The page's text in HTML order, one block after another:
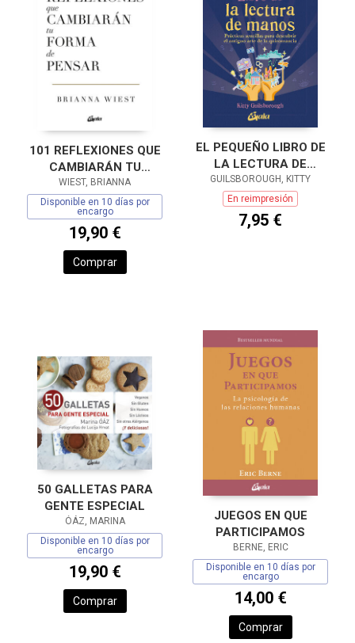
101 REFLEXIONES QUE
CAMBIARÁN TU
FORMA DE PENSAR
WIEST, BRIANNA
Disponible en 10 días por
encargo
19,90 €
Comprar
EL PEQUEÑO LIBRO DE
LA LECTURA DE
MANOS
GUILSBOROUGH, KITTY
En reimpresión
7,95 €
50 GALLETAS PARA
GENTE ESPECIAL
ÓÁZ, MARINA
Disponible en 10 días por
encargo
19,90 €
Comprar
JUEGOS EN QUE
PARTICIPAMOS
BERNE, ERIC
Disponible en 10 días por
encargo
14,00 €
Comprar